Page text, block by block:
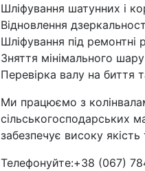
Шліфування шатунних і
Відновлення
Шліфування під ремонтні
Зняття мінімального
Перевірка валу на биття
Ми працюємо з
сільськогосподарських
забезпечує високу
Телефонуйте:+38 (067)